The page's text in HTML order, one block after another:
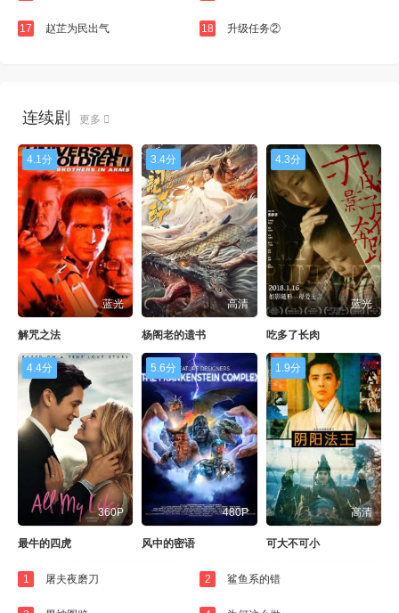
17 赵芷为民出气 18 升级任务②
连续剧 更多
4.1分
蓝光
解咒之法
3.4分
高清
杨阁老的遗书
4.3分
蓝光
吃多了长肉
4.4分
360P
最牛的四虎
5.6分
480P
风中的密语
1.9分
高清
可大不可小
1 屠夫夜磨刀 2 鲨鱼系的错